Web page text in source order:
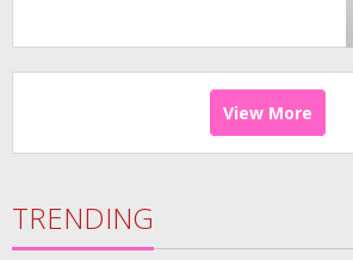
View More
TRENDING